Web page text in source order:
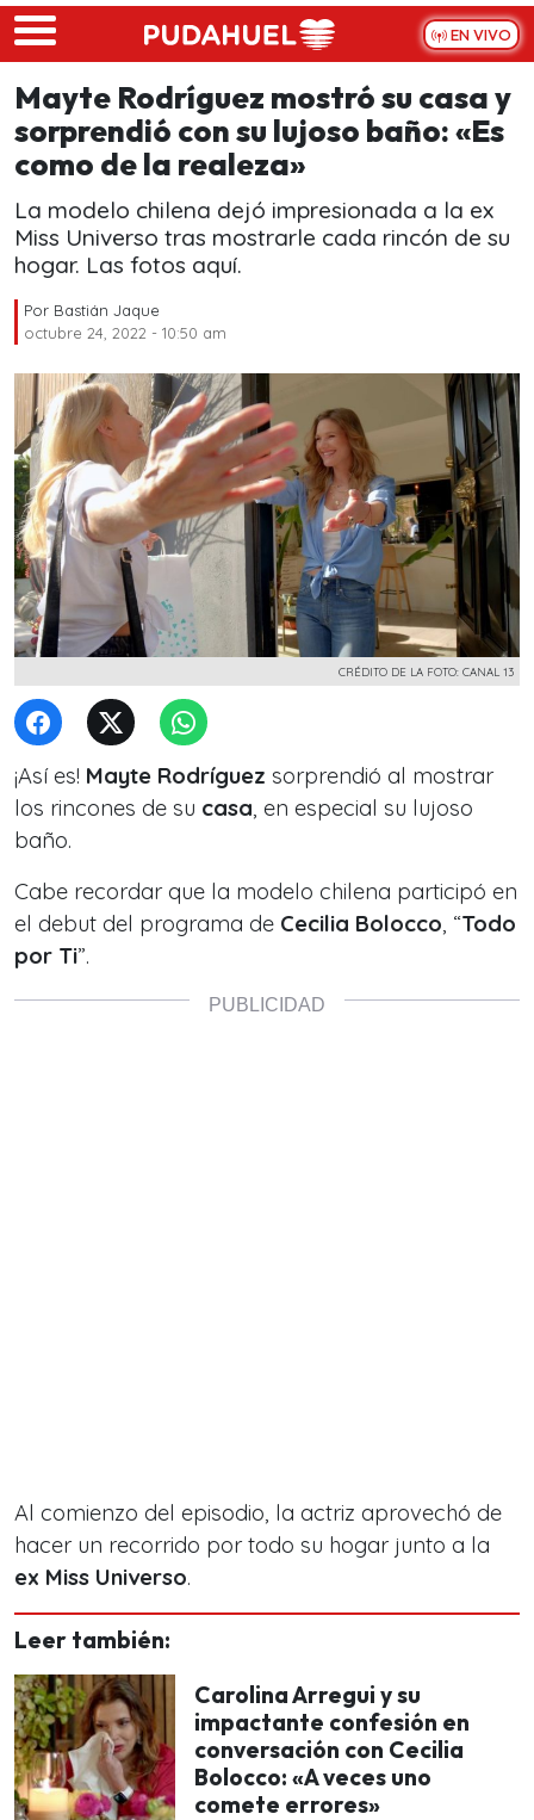
Skip to main content
EN VIVO
Mayte Rodríguez mostró su casa y
sorprendió con su lujoso baño: «Es
como de la realeza»
La modelo chilena dejó impresionada a la ex
Miss Universo tras mostrarle cada rincón de su
hogar. Las fotos aquí.
Por Bastián Jaque
octubre 24, 2022 - 10:50 am
CRÉDITO DE LA FOTO: CANAL 13
¡Así es! Mayte Rodríguez sorprendió al mostrar
los rincones de su casa, en especial su lujoso
baño.
Cabe recordar que la modelo chilena participó en
el debut del programa de Cecilia Bolocco, “Todo
por Ti”.
Al comienzo del episodio, la actriz aprovechó de
hacer un recorrido por todo su hogar junto a la
ex Miss Universo.
Leer también:
Carolina Arregui y su
impactante confesión en
conversación con Cecilia
Bolocco: «A veces uno
comete errores»